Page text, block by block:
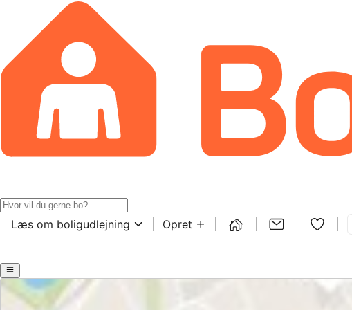
Læs om boligudlejning Opret